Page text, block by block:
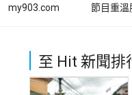
my903.com 節目重溫
至 Hit 新聞排